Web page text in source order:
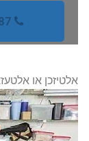
אלטיזכן או